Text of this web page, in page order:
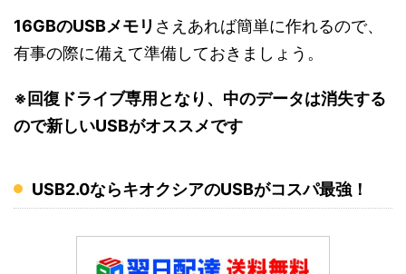
16GBのUSBメモリ さえあれば簡単に作れるので、
有事の際に備えて準備しておきましょう。
※回復ドライブ専用となり、中のデータは消失する
ので新しいUSBがオススメです
USB2.0ならキオクシアのUSBがコスパ最強！